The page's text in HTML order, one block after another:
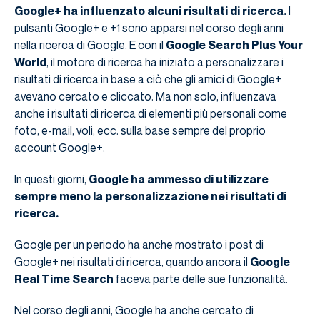
Google+ ha influenzato alcuni risultati di ricerca.I
pulsanti Google+ e +1 sono apparsi nel corso degli anni
nella ricerca di Google. E con il Google Search Plus Your
World, il motore di ricerca ha iniziato a personalizzare i
risultati di ricerca in base a ciò che gli amici di Google+
avevano cercato e cliccato. Ma non solo, influenzava
anche i risultati di ricerca di elementi più personali come
foto, e-mail, voli, ecc. sulla base sempre del proprio
account Google+.
In questi giorni, Google ha ammesso di utilizzare
sempre meno la personalizzazione nei risultati di
ricerca.
Google per un periodo ha anche mostrato i post di
Google+ nei risultati di ricerca, quando ancora il Google
Real Time Search faceva parte delle sue funzionalità.
Nel corso degli anni, Google ha anche cercato di